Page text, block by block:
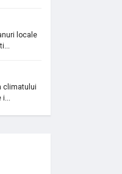
locale
climatului
i...